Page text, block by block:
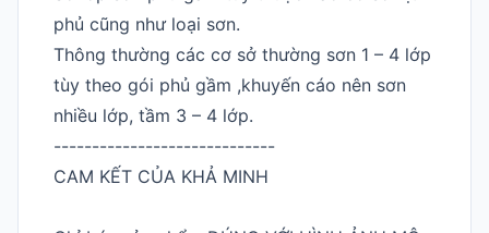
phủ cũng như loại sơn.
Thông thường các cơ sở thường sơn 1 – 4 lớp
tùy theo gói phủ gầm ,khuyến cáo nên sơn
nhiều lớp, tầm 3 – 4 lớp.
-----------------------------
CAM KẾT CỦA KHẢ MINH